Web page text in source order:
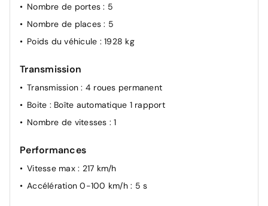
Nombre de portes: 5
Nombre de places: 5
Poids du véhicule : 1928 kg
Transmission
Transmission: 4 roues permanent
Boite : Boîte automatique 1 rapport
Nombre de vitesses : 1
Performances
Vitesse max : 217 km/h
Accélération 0-100 km/h : 5 s